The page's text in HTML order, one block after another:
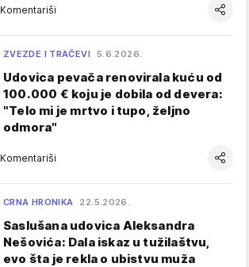
Komentariši
ZVEZDE I TRAČEVI 5.6.2026.
Udovica pevača renovirala kuću od
100.000 € koju je dobila od devera:
"Telo mi je mrtvo i tupo, željno
odmora"
Komentariši
CRNA HRONIKA 22.5.2026.
Saslušana udovica Aleksandra
Nešovića: Dala iskaz u tužilaštvu,
evo šta je rekla o ubistvu muža